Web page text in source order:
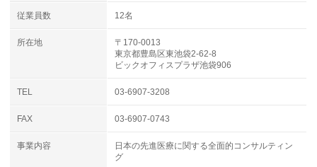
従業員数 12名
所在地
〒170-0013
東京都豊島区東池袋2-62-8
ビックオフィスプラザ池袋906
TEL 03-6907-3208
FAX 03-6907-0743
事業内容
日本の先進医療に関する全面的コンサルティン
グ